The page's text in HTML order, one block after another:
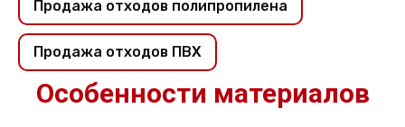
Продажа отходов полипропилена
Продажа отходов ПВХ
Особенности материалов